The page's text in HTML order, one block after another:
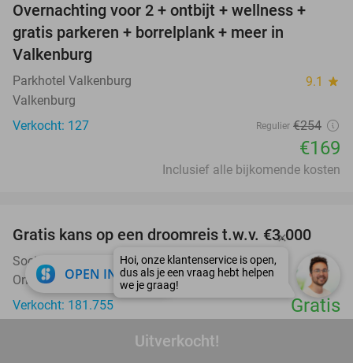
Uitverkocht!
33%
Overnachting voor 2 + ontbijt + wellness +
gratis parkeren + borrelplank + meer in
Valkenburg
Parkhotel Valkenburg 9.1 star
Valkenburg
Verkocht: 127
Regulier €254
€169
Inclusief alle bijkomende kosten
Gratis kans op een droomreis t.w.v. €3.000
Social Deal Win
Online
Verkocht: 181.755
Gratis
OPEN IN APP close